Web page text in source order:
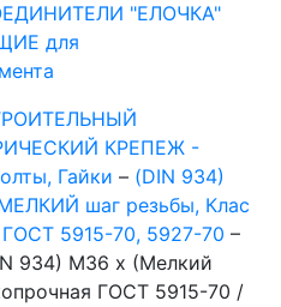
"ЕЛОЧКА"
для
КРЕПЕЖ -
Гайки – (DIN 934)
шаг резьбы, Клас
5915-70, 5927-70 –
934) М36 х (Мелкий
ГОСТ 5915-70 /